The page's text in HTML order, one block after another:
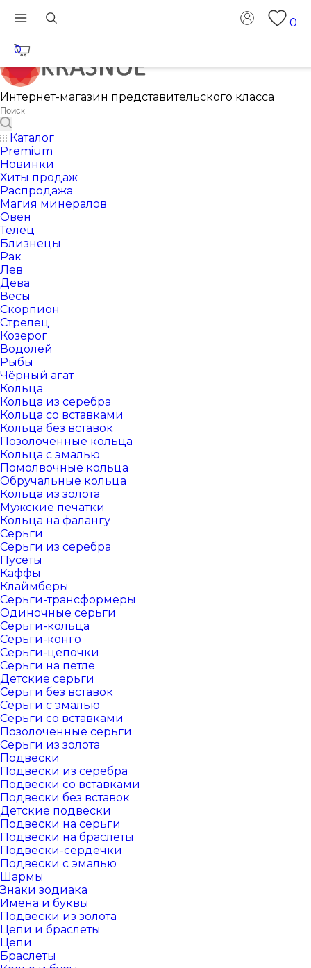
0
0
Интернет-магазин представительского класса
Каталог
Premium
Новинки
Хиты продаж
Распродажа
Магия минералов
Овен
Телец
Близнецы
Рак
Лев
Дева
Весы
Скорпион
Стрелец
Козерог
Водолей
Рыбы
Чёрный агат
Кольца
Кольца из серебра
Кольца со вставками
Кольца без вставок
Позолоченные кольца
Кольца с эмалью
Помолвочные кольца
Обручальные кольца
Кольца из золота
Мужские печатки
Кольца на фалангу
Серьги
Серьги из серебра
Пусеты
Каффы
Клаймберы
Серьги-трансформеры
Одиночные серьги
Серьги-кольца
Серьги-конго
Серьги-цепочки
Серьги на петле
Детские серьги
Серьги без вставок
Серьги с эмалью
Серьги со вставками
Позолоченные серьги
Серьги из золота
Подвески
Подвески из серебра
Подвески со вставками
Подвески без вставок
Детские подвески
Подвески на серьги
Подвески на браслеты
Подвески-сердечки
Подвески с эмалью
Шармы
Знаки зодиака
Имена и буквы
Подвески из золота
Цепи и браслеты
Цепи
Браслеты